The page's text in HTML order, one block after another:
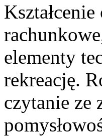
elementy
rekreację.
czytanie ze